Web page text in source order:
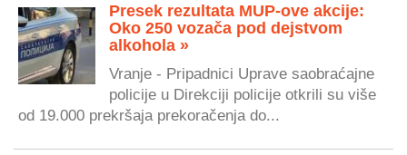
Presek rezultata MUP-ove akcije:
Oko 250 vozača pod dejstvom
alkohola »
Vranje - Pripadnici Uprave saobraćajne
policije u Direkciji policije otkrili su više
od 19.000 prekršaja prekoračenja do...